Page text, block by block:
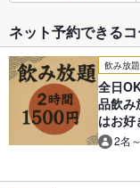
ネット予約できる
飲み放題
全日
品飲み
はお
2名～